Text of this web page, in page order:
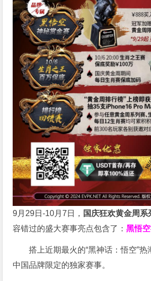
9月29日-10月7日， 国庆狂欢黄金周系
容错过的盛大赛事亮点包含了：黑悟
搭上近期最火的“黑神话：悟空”
中国品牌限定的独家赛事。